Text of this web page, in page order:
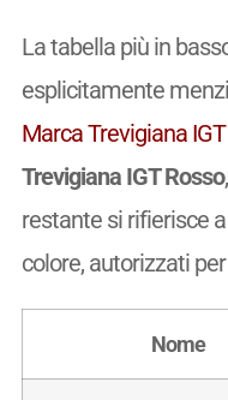
La tabella più in
esplicitamente
Marca Trevigiana IGT
Trevigiana IGT Rosso
restante si rifierisce
colore, autorizzati
Nome